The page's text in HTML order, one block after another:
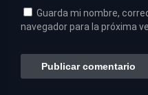
Guarda mi nombre,
navegador para la próxima